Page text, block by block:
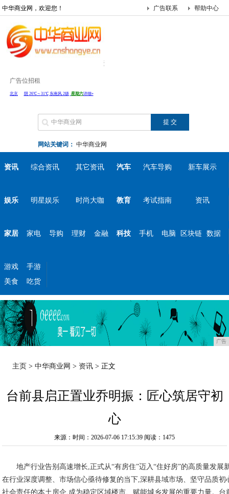
中华商业网，欢迎您！ 帮助中心
广告联系
广告位招租
网站关键词： 中华商业网
资讯 综合资讯 其它资讯 汽车 汽车导购 新车展示
娱乐 明星娱乐 时尚大咖 教育 考试指南 资讯
家居 家电 导购 理财 金融 科技 手机 电脑 区块链 数据
游戏
手游
美食
吃货
广告
主页 >中华商业网 > 资讯 > 正文
台前县启正置业乔明振：匠心筑居守初
心
来源：时间：2026-07-06 17:15:39 阅读：1475
地产行业告别高速增长,正式从“有房住”迈入“住好房”的高质量发展
在行业深度调整、市场信心亟待修复的当下,深耕县域市场、坚守品质初
社会责任的本土房企,成为稳定区域楼市、赋能城乡发展的重要力量。台